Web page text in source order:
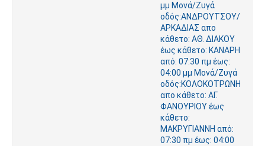
μμ Μονά/Ζυγά
οδός:ΑΝΔΡΟΥΤΣΟΥ/
ΑΡΚΑΔΙΑΣ απο
κάθετο: ΑΘ. ΔΙΑΚΟΥ
έως κάθετο: ΚΑΝΑΡΗ
από: 07:30 πμ έως:
04:00 μμ Μονά/Ζυγά
οδός:ΚΟΛΟΚΟΤΡΩΝΗ
απο κάθετο: ΑΓ.
ΦΑΝΟΥΡΙΟΥ έως
κάθετο:
ΜΑΚΡΥΓΙΑΝΝΗ από:
07:30 πμ έως: 04:00